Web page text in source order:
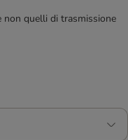
non quelli di trasmissione